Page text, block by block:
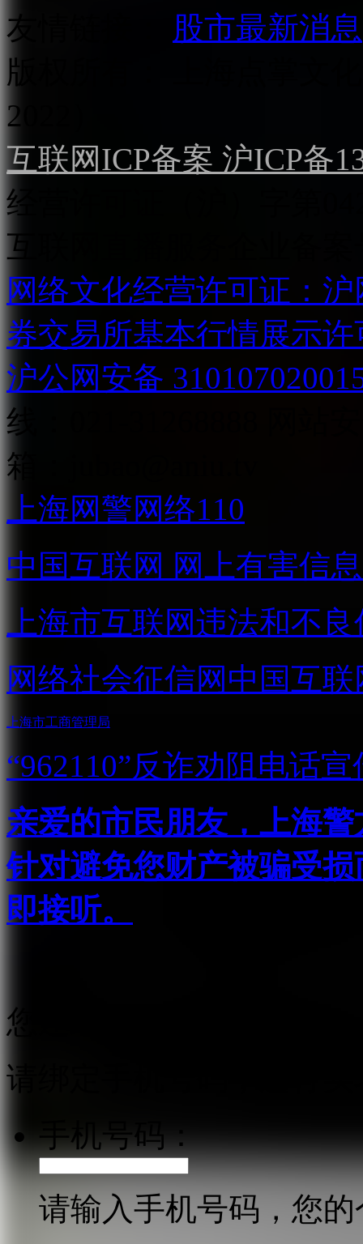
友情链接：
股市最新消息
版权所有：
2022）
互联网ICP备案 沪ICP备
经营许可证（沪）字第
互联网直播服务企业备案
网络文化经营许可证：
券交易所基本行情展示许
沪公网安备
线：021-31268888
箱：
上海网警网络110
中国互联网 网上有害信
上海市互联网违法和不
网络社会征信网 中国互
上海市工商管理局
“962110”反诈劝阻电话宣
亲爱的市民朋友，上海
针对避免您财产被骗受
即接听。
您还未绑定手机号
请绑定手机号码，进行
手机号码：
请输入手机号码，您